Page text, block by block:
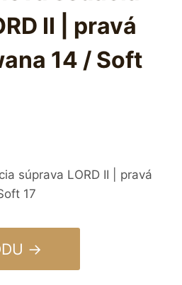
II | pravá
14 / Soft
súprava LORD II | pravá
17
→